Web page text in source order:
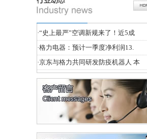
·“史上最严”空调新规来了！近5成
·格力电器：预计一季度净利润13.
·京东与格力共同研发防疫机器人 本